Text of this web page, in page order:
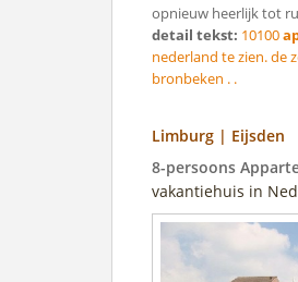
opnieuw heerlijk tot
detail tekst: 10100
nederland te zien. de
bronbeken . .
Limburg | Eijsden
8-persoons
vakantiehuis in